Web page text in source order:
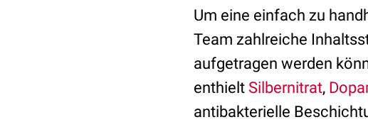
Um eine einfach zu
Team zahlreiche
aufgetragen werden
enthielt Silbernitrat,
antibakterielle